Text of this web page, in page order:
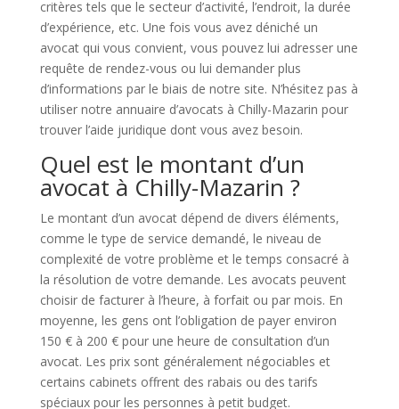
critères tels que le secteur d’activité, l’endroit, la durée
d’expérience, etc. Une fois vous avez déniché un
avocat qui vous convient, vous pouvez lui adresser une
requête de rendez-vous ou lui demander plus
d’informations par le biais de notre site. N’hésitez pas à
utiliser notre annuaire d’avocats à Chilly-Mazarin pour
trouver l’aide juridique dont vous avez besoin.
Quel est le montant d’un
avocat à Chilly-Mazarin ?
Le montant d’un avocat dépend de divers éléments,
comme le type de service demandé, le niveau de
complexité de votre problème et le temps consacré à
la résolution de votre demande. Les avocats peuvent
choisir de facturer à l’heure, à forfait ou par mois. En
moyenne, les gens ont l’obligation de payer environ
150 € à 200 € pour une heure de consultation d’un
avocat. Les prix sont généralement négociables et
certains cabinets offrent des rabais ou des tarifs
spéciaux pour les personnes à petit budget.